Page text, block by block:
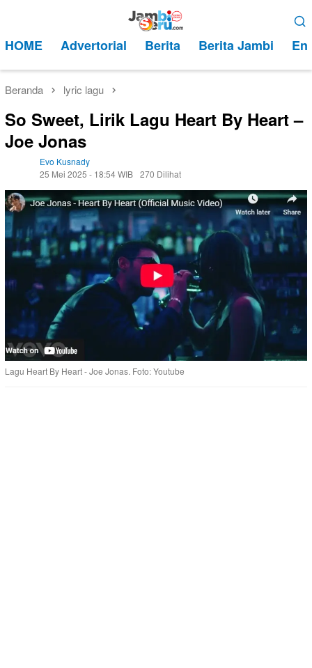
kontenMobile
HOME Advertorial Berita Berita Jambi
Beranda lyric lagu
So Sweet, Lirik Lagu Heart By Heart –
Joe Jonas
Evo Kusnady
25 Mei 2025 - 18:54 WIB 270 Dilihat
Lagu Heart By Heart - Joe Jonas. Foto: Youtube